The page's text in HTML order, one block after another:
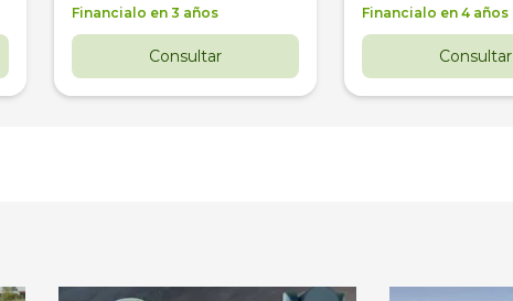
Financialo en 3 años
Consultar
Financialo en 4 años
Consultar